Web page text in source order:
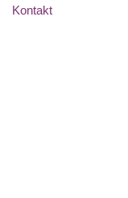
Kontakt